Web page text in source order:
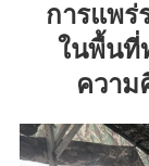
การแพร่
ในพื้นที่
ความ